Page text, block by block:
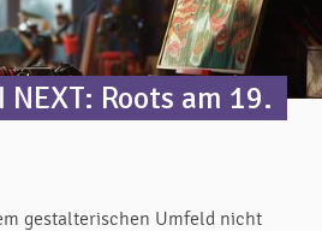
Roots am 19.
gestalterischen Umfeld nicht